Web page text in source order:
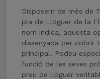
Disposem de més de
pla de Lloguer de la
nom indica, aquesta
dissenyada per cobrir
principal. Podeu
funció de les seves
preu de lloguer